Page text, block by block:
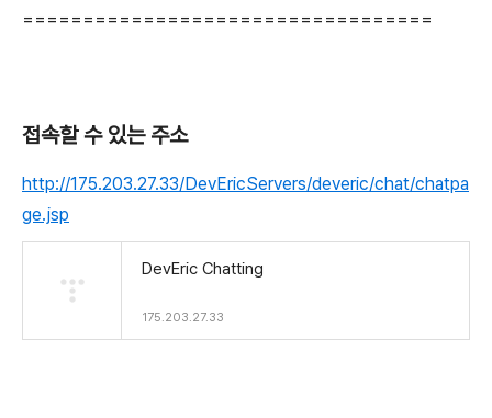
==================================
접속할 수 있는 주소
http://175.203.27.33/DevEricServers/deveric/chat/chatpa
ge.jsp
DevEric Chatting
175.203.27.33